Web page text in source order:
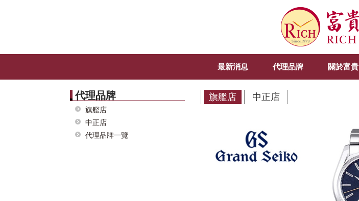
最新消息 代理品牌 關於富貴
代理品牌
旗艦店
中正店
代理品牌一覽
旗艦店 中正店